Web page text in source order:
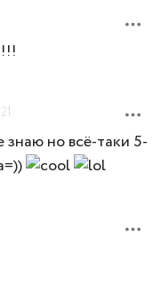
знаю но всё-таки 5-